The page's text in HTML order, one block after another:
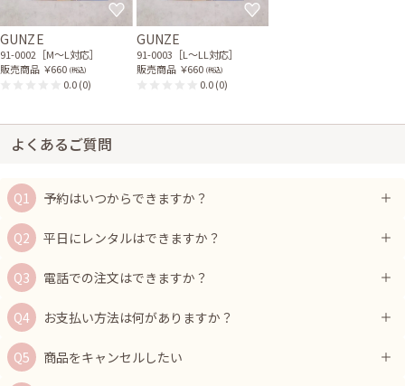
GUNZE
91-0002［M〜L対応］
販売商品 ￥660 (税込)
0.0(0)
GUNZE
91-0003［L〜LL対応］
販売商品 ￥660 (税込)
0.0(0)
よくあるご質問
予約はいつからできますか？
平日にレンタルはできますか？
電話での注文はできますか？
お支払い方法は何がありますか？
商品をキャンセルしたい